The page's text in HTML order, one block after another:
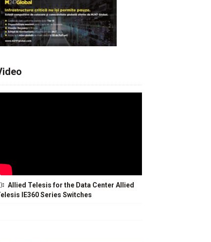
Allied Telesis for the Data Center Allied
IE360 Series Switches